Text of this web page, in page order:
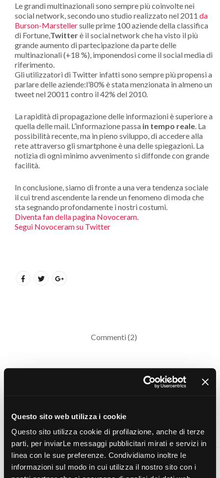
Questo sito web utilizza i cookie
Questo sito utilizza cookie di profilazione, anche di terze
parti, per inviarLe messaggi pubblicitari mirati e servizi in
linea con le sue preferenze. Condividiamo inoltre le
informazioni sul modo in cui utilizza il nostro sito con i
Le grandi multinazionali sono sempre più coinvolte nei
social network, secondo uno studio realizzato nel 2011 da
Burson-Marstellersulle prime 100 aziende della classifica
di Fortune, Twitterè il social network che ha visto il più
grande aumento di partecipazione da parte delle
multinazionali (+18 %), imponendosi come il social media di
riferimento.
Gli utilizzatori di Twitter infatti sono sempre più propensi a
parlare delle aziende:l’80% è stata menzionata in almeno un
tweet nel 20011 contro il 42% del 2010.
La rapidità di propagazione delle informazioni è superiore a
quella delle mail. L’informazione passa in tempo reale . La
possibilità recente, ma in pieno sviluppo, di accedere alla
rete attraverso gli smartphone è una delle spiegazioni. La
notizia di ogni minimo avvenimento si diffonde con grande
facilità.
In conclusione, siamo di fronte a una vera tendenza sociale
il cui trend ascendente la rende un fenomeno di moda che
sta segnando profondamente i nostri costumi.
Diventa fan della pagina Novoceram.
Segui Novoceram su Twitter
Commenti (2)
CUISINE DE MERCOTTE :: MACARONS, VERRINES, … ET CHOCOLAT
pouvez jouer au jeu initié par Novoceram et voter pour
permettre de faire gagner 5000 euros à l’association que j’ai [...]